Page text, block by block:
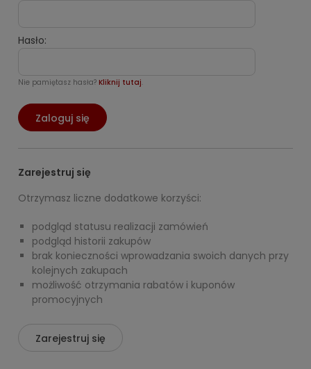
Hasło:
Nie pamiętasz hasła? Kliknij tutaj.
Zaloguj się
Zarejestruj się
Otrzymasz liczne dodatkowe korzyści:
podgląd statusu realizacji zamówień
podgląd historii zakupów
brak konieczności wprowadzania swoich danych przy
kolejnych zakupach
możliwość otrzymania rabatów i kuponów
promocyjnych
Zarejestruj się